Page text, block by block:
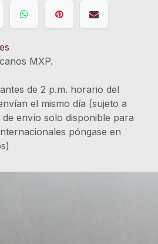
MXP.
IVA
de 2 p.m. horario del
el mismo día (sujeto a
envío solo disponible para
póngase en